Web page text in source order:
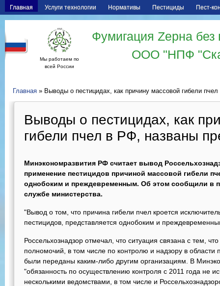
Главная Услуги технологии Нормативы Пестициды Пест-
Мы работаем по
всей России
Фумигация Zерна
ООО "НПФ
Главная » Выводы о пестицидах, как причину массовой гибели
Выводы о пестицидах, как
гибели пчел в РФ, названы
Минэкономразвития РФ считает вывод
применение пестицидов причиной массовой гибели
однобоким и преждевременным. Об этом сообщили в
службе министерства.
"Вывод о том, что причина гибели пчел кроется
пестицидов, представляется однобоким и
Россельхознадзор отмечал, что ситуация связана с тем,
полномочий, в том числе по контролю и надзору в
были переданы каким-либо другим организациям. В
"обязанность по осуществлению контроля с 2011 года не
несколькими ведомствами, в том числе и